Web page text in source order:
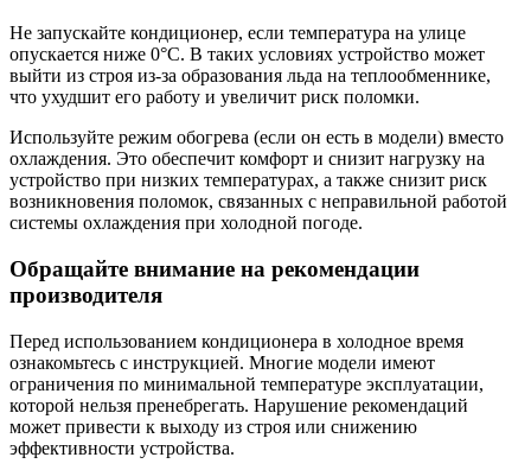
Не запускайте кондиционер, если температура на улице
опускается ниже 0°C. В таких условиях устройство может
выйти из строя из-за образования льда на теплообменнике,
что ухудшит его работу и увеличит риск поломки.
Используйте режим обогрева (если он есть в модели) вместо
охлаждения. Это обеспечит комфорт и снизит нагрузку на
устройство при низких температурах, а также снизит риск
возникновения поломок, связанных с неправильной работой
системы охлаждения при холодной погоде.
Обращайте внимание на рекомендации
производителя
Перед использованием кондиционера в холодное время
ознакомьтесь с инструкцией. Многие модели имеют
ограничения по минимальной температуре эксплуатации,
которой нельзя пренебрегать. Нарушение рекомендаций
может привести к выходу из строя или снижению
эффективности устройства.